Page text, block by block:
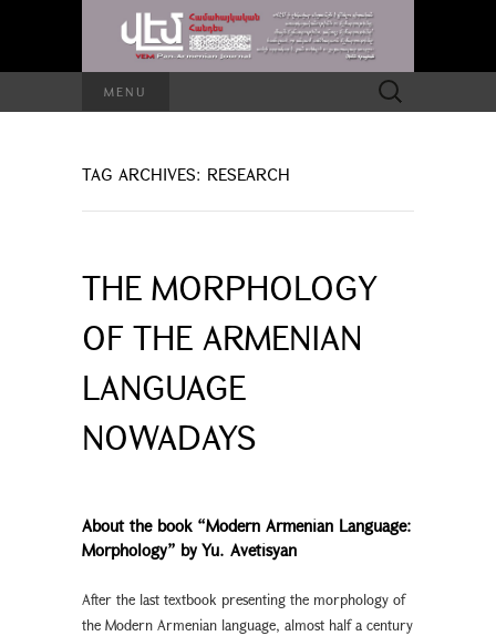
MENU
Search
for:
TAG ARCHIVES: RESEARCH
THE MORPHOLOGY
OF THE ARMENIAN
LANGUAGE
NOWADAYS
About the book “Modern Armenian Language:
Morphology” by Yu. Avetisyan
After the last textbook presenting the morphology of
the Modern Armenian language, almost half a century